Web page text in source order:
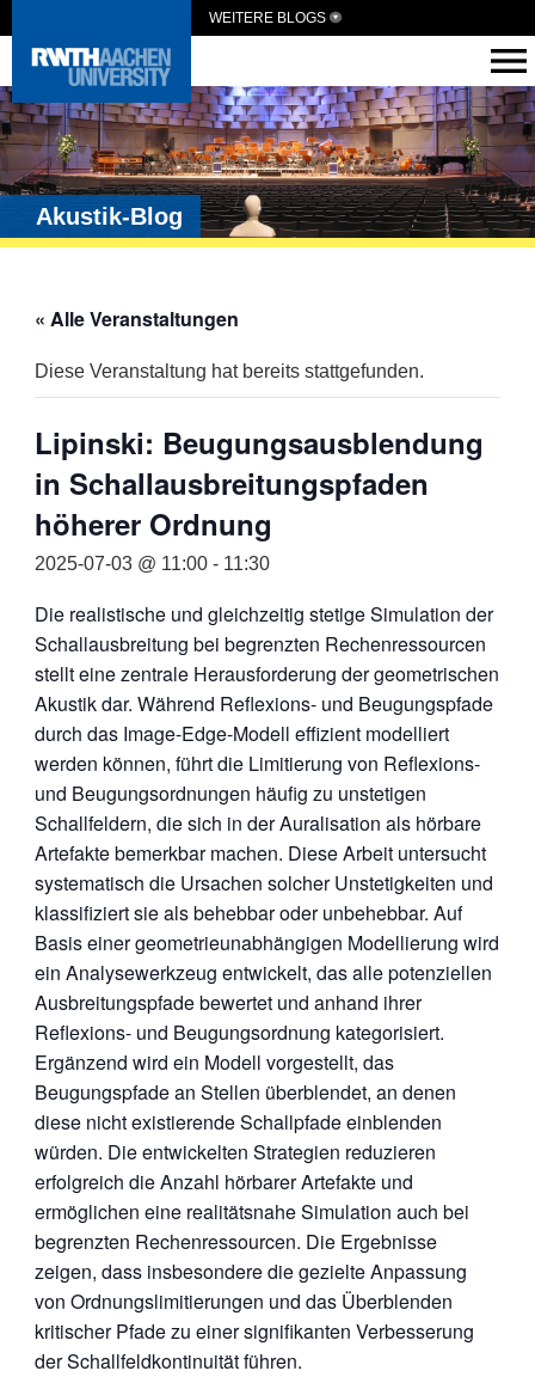
WEITERE BLOGS
Akustik-Blog
« Alle Veranstaltungen
Diese Veranstaltung hat bereits stattgefunden.
Lipinski: Beugungsausblendung
in Schallausbreitungspfaden
höherer Ordnung
2025-07-03 @ 11:00- 11:30
Die realistische und gleichzeitig stetige Simulation der
Schallausbreitung bei begrenzten Rechenressourcen
stellt eine zentrale Herausforderung der geometrischen
Akustik dar. Während Reflexions- und Beugungspfade
durch das Image-Edge-Modell effizient modelliert
werden können, führt die Limitierung von Reflexions-
und Beugungsordnungen häufig zu unstetigen
Schallfeldern, die sich in der Auralisation als hörbare
Artefakte bemerkbar machen. Diese Arbeit untersucht
systematisch die Ursachen solcher Unstetigkeiten und
klassifiziert sie als behebbar oder unbehebbar. Auf
Basis einer geometrieunabhängigen Modellierung wird
ein Analysewerkzeug entwickelt, das alle potenziellen
Ausbreitungspfade bewertet und anhand ihrer
Reflexions- und Beugungsordnung kategorisiert.
Ergänzend wird ein Modell vorgestellt, das
Beugungspfade an Stellen überblendet, an denen
diese nicht existierende Schallpfade einblenden
würden. Die entwickelten Strategien reduzieren
erfolgreich die Anzahl hörbarer Artefakte und
ermöglichen eine realitätsnahe Simulation auch bei
begrenzten Rechenressourcen. Die Ergebnisse
zeigen, dass insbesondere die gezielte Anpassung
von Ordnungslimitierungen und das Überblenden
kritischer Pfade zu einer signifikanten Verbesserung
der Schallfeldkontinuität führen.